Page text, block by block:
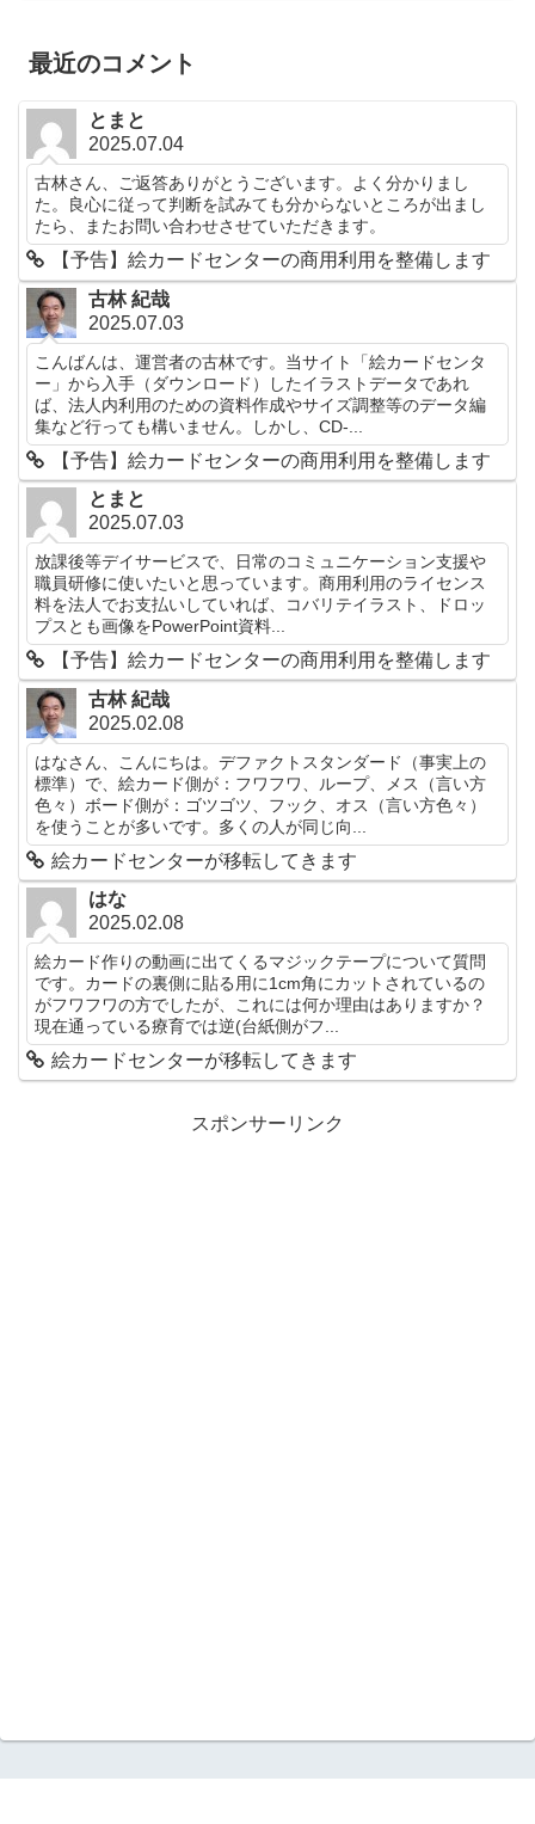
最近のコメント
とまと
2025.07.04
古林さん、ご返答ありがとうございます。よく分かりまし
た。良心に従って判断を試みても分からないところが出まし
たら、またお問い合わせさせていただきます。
【予告】絵カードセンターの商用利用を整備します
古林 紀哉
2025.07.03
こんばんは、運営者の古林です。当サイト「絵カードセンタ
ー」から入手（ダウンロード）したイラストデータであれ
ば、法人内利用のための資料作成やサイズ調整等のデータ編
集など行っても構いません。しかし、CD-...
【予告】絵カードセンターの商用利用を整備します
とまと
2025.07.03
放課後等デイサービスで、日常のコミュニケーション支援や
職員研修に使いたいと思っています。商用利用のライセンス
料を法人でお支払いしていれば、コバリテイラスト、ドロッ
プスとも画像をPowerPoint資料...
【予告】絵カードセンターの商用利用を整備します
古林 紀哉
2025.02.08
はなさん、こんにちは。デファクトスタンダード（事実上の
標準）で、絵カード側が：フワフワ、ループ、メス（言い方
色々）ボード側が：ゴツゴツ、フック、オス（言い方色々）
を使うことが多いです。多くの人が同じ向...
絵カードセンターが移転してきます
はな
2025.02.08
絵カード作りの動画に出てくるマジックテープについて質問
です。カードの裏側に貼る用に1cm角にカットされているの
がフワフワの方でしたが、これには何か理由はありますか？
現在通っている療育では逆(台紙側がフ...
絵カードセンターが移転してきます
スポンサーリンク